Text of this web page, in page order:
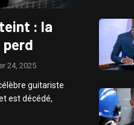
: la
perd
24, 2025
guitariste
est décédé,